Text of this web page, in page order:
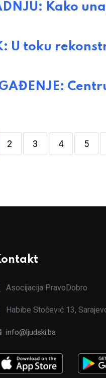
Kako
U toku
2 3 4 5
Asocijacija PravoDobro
Habibe Stočević 13,
info@ljudski.ba